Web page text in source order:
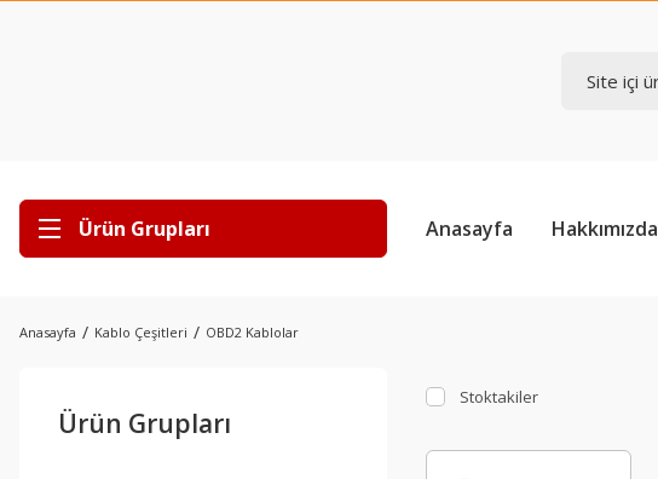
Ürün Grupları Anasayfa Hakkımızda
Anasayfa Kablo Çeşitleri OBD2 Kablolar
Ürün Grupları
Stoktakiler